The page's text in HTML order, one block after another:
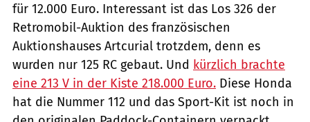
für 12.000 Euro. Interessant ist das Los 326 der
Retromobil-Auktion des französischen
Auktionshauses Artcurial trotzdem, denn es
wurden nur 125 RC gebaut. Und kürzlich brachte
eine 213 V in der Kiste 218.000 Euro. Diese Honda
hat die Nummer 112 und das Sport-Kit ist noch in